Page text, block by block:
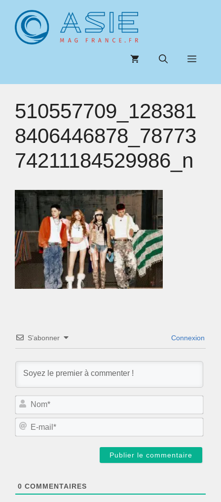
contenu
Menu
510557709_128381
8406446878_78773
74211184529986_n
S’abonner Connexion
N
m
E
0 COMMENTAIRES